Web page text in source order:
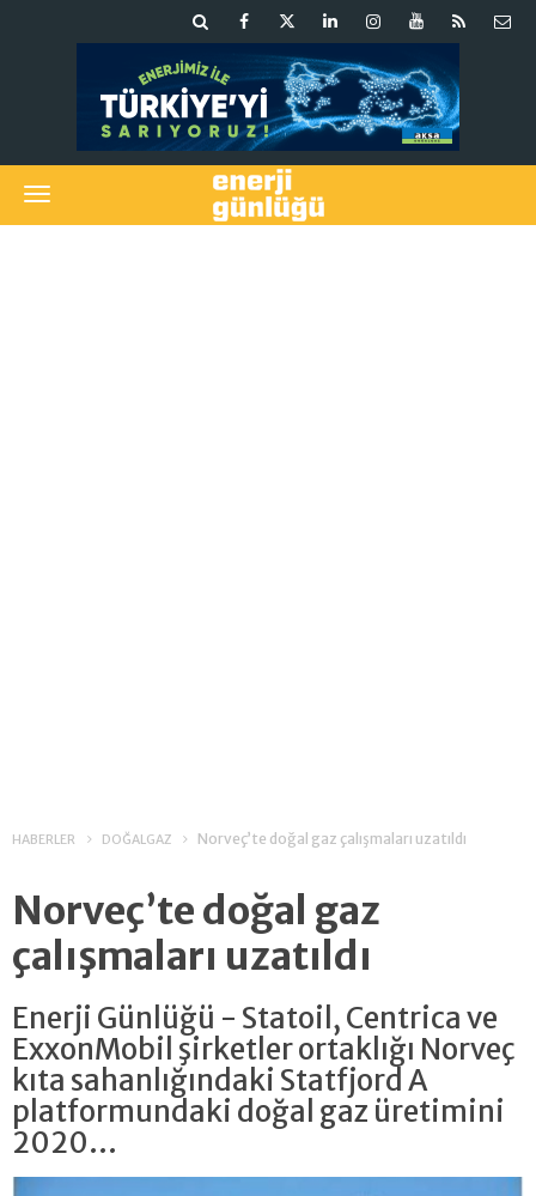
HABERLER DOĞALGAZ Norveç’te doğal gaz çalışmaları uzatıldı
Norveç’te doğal gaz
çalışmaları uzatıldı
Enerji Günlüğü - Statoil, Centrica ve
ExxonMobil şirketler ortaklığı Norveç
kıta sahanlığındaki Statfjord A
platformundaki doğal gaz üretimini
2020...